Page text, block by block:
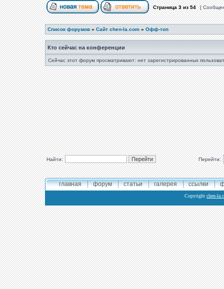
Страница3из54 [
Список форумов » Сайт chen-la.com » Офф-топ
Кто сейчас на конференции
Сейчас этот форум просматривают: нет зарегистрированных
Найти: Перейти:
главная форум статьи галерея ссылки
Copyright chen-